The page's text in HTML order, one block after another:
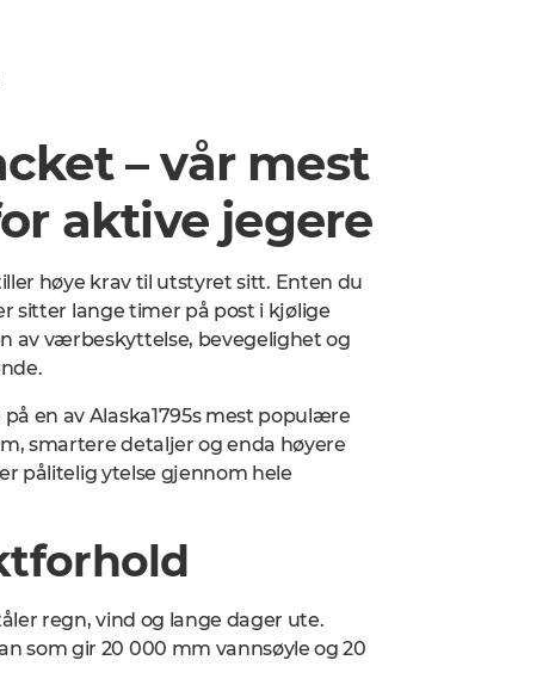
– vår mest
aktive jegere
høye krav til utstyret sitt. Enten du
sitter lange timer på post i kjølige
av værbeskyttelse, bevegelighet og
en av Alaska1795s mest populære
smartere detaljer og enda høyere
pålitelig ytelse gjennom hele
regn, vind og lange dager ute.
som gir 20 000 mm vannsøyle og 20